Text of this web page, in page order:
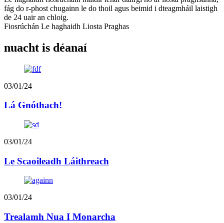
fág do r-phost chugainn le do thoil agus beimid i dteagmháil laistigh
de 24 uair an chloig.
Fiosrúchán Le haghaidh Liosta Praghas
nuacht is déanaí
03/01/24
Lá Gnóthach!
03/01/24
Le Scaoileadh Láithreach
03/01/24
Trealamh Nua I Monarcha